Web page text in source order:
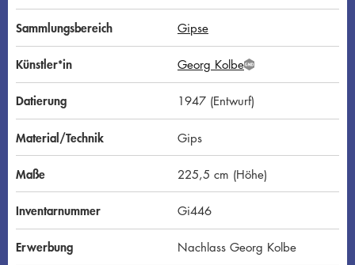
Sammlungsbereich Gipse
Künstler*in Georg KolbeG
N
D
Datierung 1947 (Entwurf)
Material/Technik Gips
Maße 225,5 cm (Höhe)
Inventarnummer Gi446
Erwerbung Nachlass Georg Kolbe